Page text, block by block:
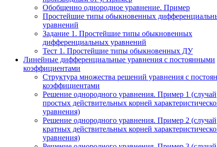
Обобщенно однородное уравнение. Пример
Простейшие типы обыкновенных
уравнений
Задание 1. Простейшие типы обыкновенных
дифференциальных уравнений
Тест 1. Простейшие типы обыкновенных ДУ
Линейные дифференциальные уравнения с постоянными
коэффициентами
Структура множества решений уравнения с
коэффициентами
Решение однородного уравнения. Пример 1 (случай
простых действительных корней
уравнения)
Решение однородного уравнения. Пример 2 (случай
кратных действительных корней
уравнения)